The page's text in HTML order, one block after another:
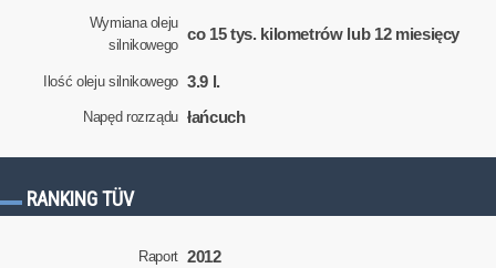
Wymiana oleju
silnikowego
co 15 tys. kilometrów lub 12 miesięcy
Ilość oleju silnikowego 3.9 l.
Napęd rozrządu łańcuch
RANKING TÜV
Raport 2012